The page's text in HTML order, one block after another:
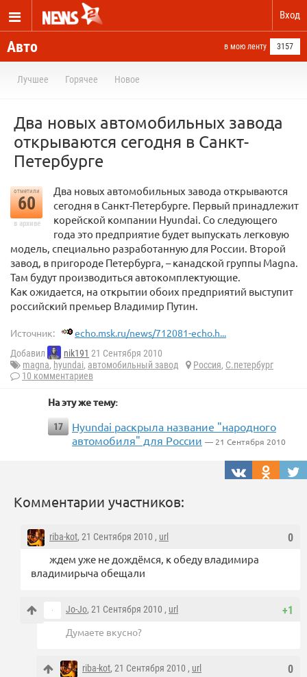
Вход
Авто в мою ленту 3157
Лучшее Горячее Новое
Два новых автомобильных завода
открываются сегодня в Санкт-
Петербурге
отметили
60
в архиве
Два новых автомобильных завода открываются
сегодня в Санкт-Петербурге. Первый принадлежит
корейской компании Hyundai. Со следующего
года это предприятие будет выпускать легковую
модель, специально разработанную для России. Второй
завод, в пригороде Петербурга, – канадской группы Magna.
Там будут производиться автокомплектующие.
Как ожидается, на открытии обоих предприятий выступит
российский премьер Владимир Путин.
Источник: echo.msk.ru/news/712081-echo.h...
Добавил nik191 21 Сентября 2010
magna, hyundai, автомобильный завод Россия, С.петербург
10 комментариев
На эту же тему:
17
Hyundai раскрыла название "народного
автомобиля" для России — 21 Сентября 2010
Комментарии участников:
0
riba-kot, 21 Сентября 2010 , url
ждем уже не дождёмся, к обеду владимира
владимирыча обещали
+1
Jo-Jo, 21 Сентября 2010 , url
Думаете вкусно?
0
riba-kot, 21 Сентября 2010 , url